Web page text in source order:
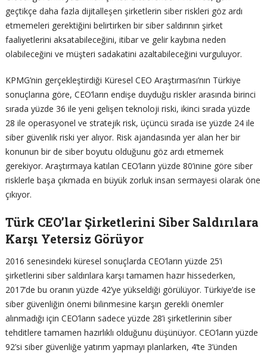
geçtikçe daha fazla dijitalleşen şirketlerin siber riskleri göz ardı
etmemeleri gerektiğini belirtirken bir siber saldırının şirket
faaliyetlerini aksatabileceğini, itibar ve gelir kaybına neden
olabileceğini ve müşteri sadakatini azaltabileceğini vurguluyor.
KPMG’nin gerçekleştirdiği Küresel CEO Araştırması’nın Türkiye
sonuçlarına göre, CEO’ların endişe duyduğu riskler arasında birinci
sırada yüzde 36 ile yeni gelişen teknoloji riski, ikinci sırada yüzde
28 ile operasyonel ve stratejik risk, üçüncü sırada ise yüzde 24 ile
siber güvenlik riski yer alıyor. Risk ajandasında yer alan her bir
konunun bir de siber boyutu olduğunu göz ardı etmemek
gerekiyor. Araştırmaya katılan CEO’ların yüzde 80’inine göre siber
risklerle başa çıkmada en büyük zorluk insan sermayesi olarak öne
çıkıyor.
Türk CEO’lar Şirketlerini Siber Saldırılara
Karşı Yetersiz Görüyor
2016 senesindeki küresel sonuçlarda CEO’ların yüzde 25’i
şirketlerini siber saldırılara karşı tamamen hazır hissederken,
2017’de bu oranın yüzde 42’ye yükseldiği görülüyor. Türkiye’de ise
siber güvenliğin önemi bilinmesine karşın gerekli önemler
alınmadığı için CEO’ların sadece yüzde 28’i şirketlerinin siber
tehditlere tamamen hazırlıklı olduğunu düşünüyor. CEO’ların yüzde
92’si siber güvenliğe yatırım yapmayı planlarken, 4’te 3’ünden